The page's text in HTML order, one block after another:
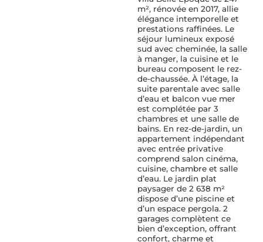
m², rénovée en 2017, allie
élégance intemporelle et
prestations raffinées. Le
séjour lumineux exposé
sud avec cheminée, la salle
à manger, la cuisine et le
bureau composent le rez-
de-chaussée. À l’étage, la
suite parentale avec salle
d’eau et balcon vue mer
est complétée par 3
chambres et une salle de
bains. En rez-de-jardin, un
appartement indépendant
avec entrée privative
comprend salon cinéma,
cuisine, chambre et salle
d’eau. Le jardin plat
paysager de 2 638 m²
dispose d’une piscine et
d’un espace pergola. 2
garages complètent ce
bien d’exception, offrant
confort, charme et